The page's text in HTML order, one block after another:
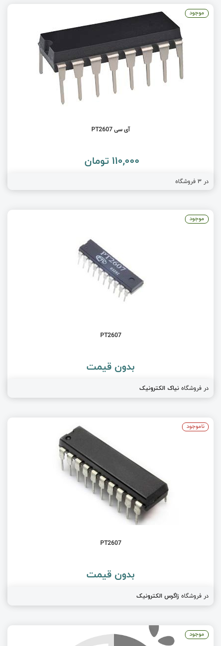
آی سی PT2607
110,000 تومان
در 3 فروشگاه
موجود
PT2607
بدون قیمت
در فروشگاه نیاک الکترونیک
موجود
PT2607
بدون قیمت
در فروشگاه زاگرس الکترونیک
ناموجود
موجود